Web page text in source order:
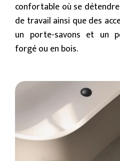
confortable où se
de travail ainsi que des
un porte-savons et un
forgé ou en bois.